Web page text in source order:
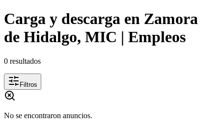
Carga y descarga en Zamora
de Hidalgo, MIC | Empleos
0 resultados
Filtros
No se encontraron anuncios.